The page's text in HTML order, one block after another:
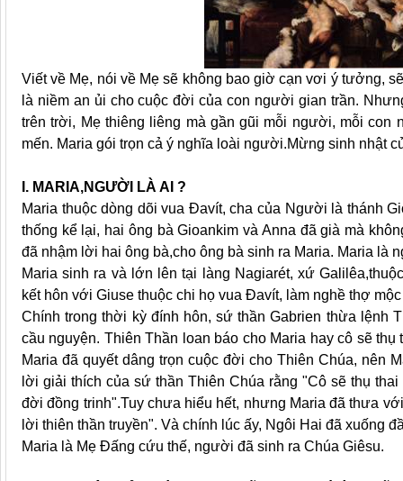
Viết về Mẹ, nói về Mẹ sẽ không bao giờ cạn vơi ý tưởng,
là niềm an ủi cho cuộc đời của con người gian trần.
trên trời, Mẹ thiêng liêng mà gần gũi mỗi người, mỗi con
mến. Maria gói trọn cả ý nghĩa loài người.Mừng sinh nhật
I. MARIA,NGƯỜI LÀ AI ?
Maria thuộc dòng dõi vua Ðavít, cha của Người là thánh
thống kể lại, hai ông bà Gioankim và Anna đã già mà
đã nhậm lời hai ông bà,cho ông bà sinh ra Maria. Maria là
Maria sinh ra và lớn lên tại làng Nagiarét, xứ
kết hôn với Giuse thuộc chi họ vua Ðavít, làm nghề thợ
Chính trong thời kỳ đính hôn, sứ thần Gabrien thừa lệnh
cầu nguyện. Thiên Thần loan báo cho Maria hay cô sẽ
Maria đã quyết dâng trọn cuộc đời cho Thiên Chúa, nên
lời giải thích của sứ thần Thiên Chúa rằng "Cô sẽ thụ
đời đồng trinh".Tuy chưa hiểu hết, nhưng Maria đã thưa
lời thiên thần truyền". Và chính lúc ấy, Ngôi Hai đã xuống
Maria là Mẹ Ðấng cứu thế, người đã sinh ra Chúa Giêsu.